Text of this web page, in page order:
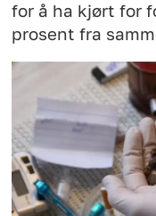
for å ha kjørt for
prosent fra